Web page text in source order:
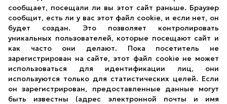
сообщает, посещали ли вы этот сайт раньше. Браузер
сообщит, есть ли у вас этот файл cookie, и если нет, он
будет создан. Это позволяет контролировать
уникальных пользователей, которые посещают сайт и
как часто они делают. Пока посетитель не
зарегистрирован на сайте, этот файл cookie не может
использоваться для идентификации лиц, они
используются только для статистических целей. Если
он зарегистрирован, предоставленные данные могут
быть известны (адрес электронной почты и имя